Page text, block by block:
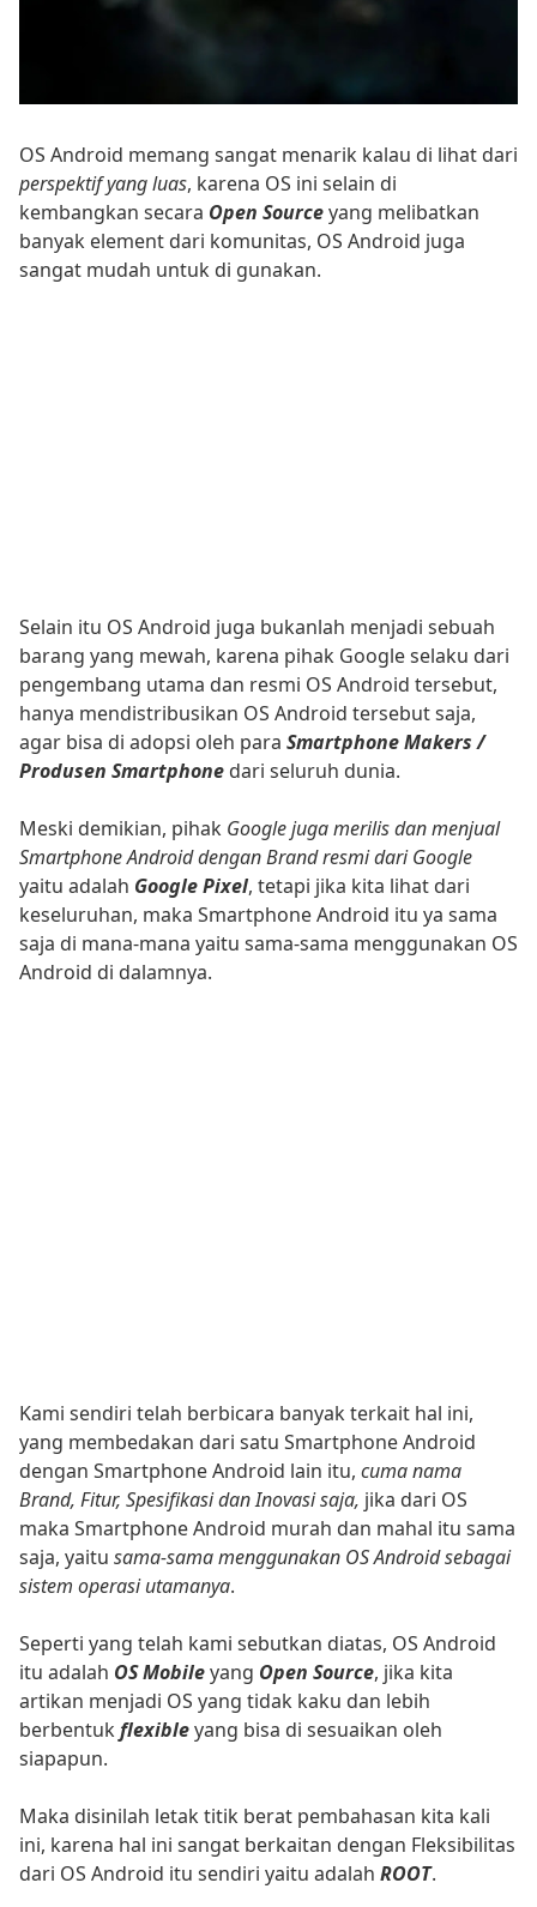
OS Android memang sangat menarik kalau di lihat dari
perspektif yang luas, karena OS ini selain di
kembangkan secara Open Sourceyang melibatkan
banyak element dari komunitas, OS Android juga
sangat mudah untuk di gunakan.
Selain itu OS Android juga bukanlah menjadi sebuah
barang yang mewah, karena pihak Google selaku dari
pengembang utama dan resmi OS Android tersebut,
hanya mendistribusikan OS Android tersebut saja,
agar bisa di adopsi oleh para Smartphone Makers /
Produsen Smartphone dari seluruh dunia.
Meski demikian, pihak Google juga merilis dan menjual
Smartphone Android dengan Brand resmi dari Google
yaitu adalah Google Pixel, tetapi jika kita lihat dari
keseluruhan, maka Smartphone Android itu ya sama
saja di mana-mana yaitu sama-sama menggunakan OS
Android di dalamnya.
Kami sendiri telah berbicara banyak terkait hal ini,
yang membedakan dari satu Smartphone Android
dengan Smartphone Android lain itu, cuma nama
Brand, Fitur, Spesifikasi dan Inovasi saja, jika dari OS
maka Smartphone Android murah dan mahal itu sama
saja, yaitu sama-sama menggunakan OS Android sebagai
sistem operasi utamanya.
Seperti yang telah kami sebutkan diatas, OS Android
itu adalah OS Mobileyang Open Source, jika kita
artikan menjadi OS yang tidak kaku dan lebih
berbentukflexibleyang bisa di sesuaikan oleh
siapapun.
Maka disinilah letak titik berat pembahasan kita kali
ini, karena hal ini sangat berkaitan dengan Fleksibilitas
dari OS Android itu sendiri yaitu adalah ROOT.